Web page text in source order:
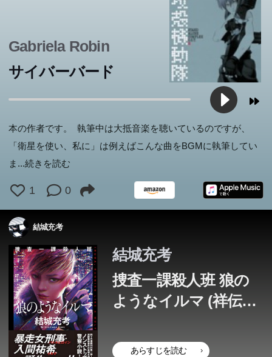
Gabriela Robin
サイバーバード
本の作者です。 執筆中は大抵音楽を聴いているのですが、
「衛星を使い、私に」は例えばこんな曲をBGMに執筆してい
ま ...続きを読む
1 0
結城充考
結城充考
捜査一課殺人班 狼の
ようなイルマ (祥伝社
あらすじを読む